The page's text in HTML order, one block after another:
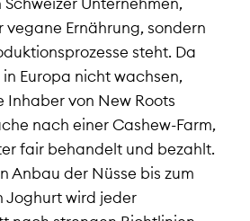
vegane Ernährung, sondern
steht. Da
Europa nicht wachsen,
Inhaber von New Roots
nach einer Cashew-Farm,
fair behandelt und bezahlt.
Anbau der Nüsse bis zum
Joghurt wird jeder